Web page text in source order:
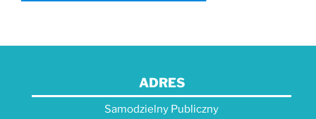
ADRES
Samodzielny Publiczny